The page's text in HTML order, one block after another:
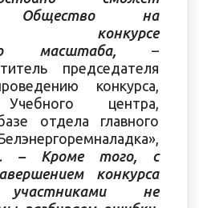
Общество на
конкурсе
масштаба, –
председателя
конкурса,
Учебного центра,
отдела главного
– Кроме того, с
конкурса
не